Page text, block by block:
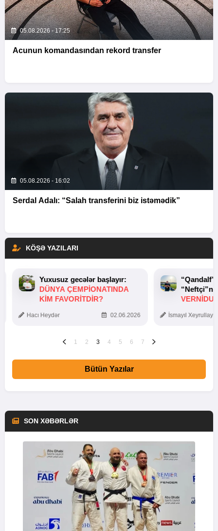
05.08.2026 - 17:25
Acunun komandasından rekord transfer
05.08.2026 - 16:02
Serdal Adalı: “Salah transferini biz istəmədik”
KÖŞƏ YAZILARI
Yuxusuz gecələr başlayır:
DÜNYA ÇEMPIONATINDA
KIM FAVORITDIR?
Hacı Heydər 02.06.2026 İsmayıl
1 2 3 4 5 6 7
Bütün Yazılar
SON XƏBƏRLƏR